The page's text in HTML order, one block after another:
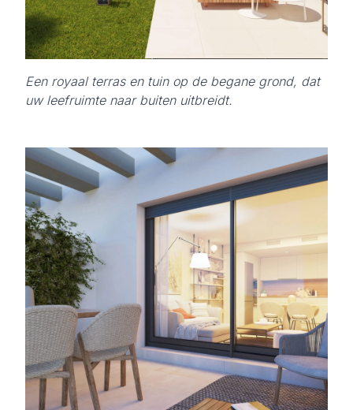
Een royaal terras en tuin op de begane grond, dat
uw leefruimte naar buiten uitbreidt.